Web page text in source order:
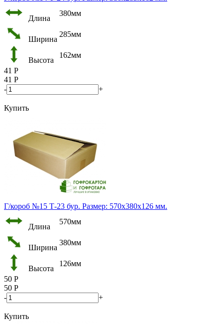
Длина
380мм
Ширина
285мм
Высота
162мм
41 Р
41 Р
-
+
Купить
Г/короб №15 Т-23 бур. Размер: 570х380х126 мм.
Длина
570мм
Ширина
380мм
Высота
126мм
50 Р
50 Р
-
+
Купить